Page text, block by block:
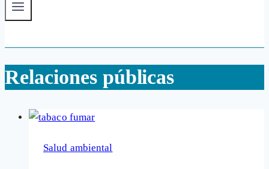
Relaciones públicas
Salud ambiental